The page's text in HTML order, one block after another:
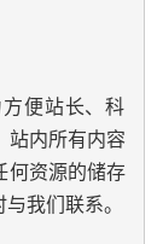
方便站长、科
站内所有内容
何资源的储存
我们联系。